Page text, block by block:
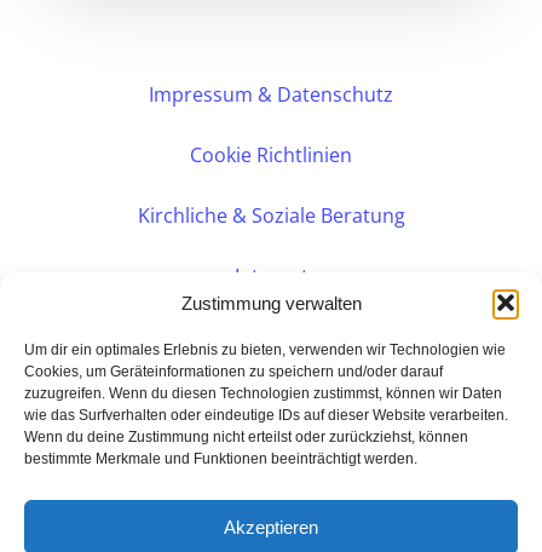
Zustimmung verwalten
Um dir ein optimales Erlebnis zu bieten, verwenden wir Technologien wie
Cookies, um Geräteinformationen zu speichern und/oder darauf
zuzugreifen. Wenn du diesen Technologien zustimmst, können wir Daten
wie das Surfverhalten oder eindeutige IDs auf dieser Website verarbeiten.
Wenn du deine Zustimmung nicht erteilst oder zurückziehst, können
bestimmte Merkmale und Funktionen beeinträchtigt werden.
Akzeptieren
Impressum & Datenschutz
Cookie Richtlinien
Kirchliche & Soziale Beratung
Intranet
PERSÖNLICHE BERATUNG
BarmeniaGothaer Agentur Rudolf